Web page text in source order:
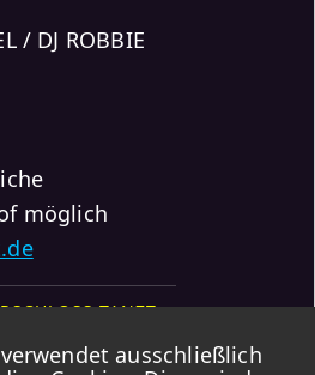
/ DJ ROBBIE
möglich
TANZT
verwendet ausschließlich